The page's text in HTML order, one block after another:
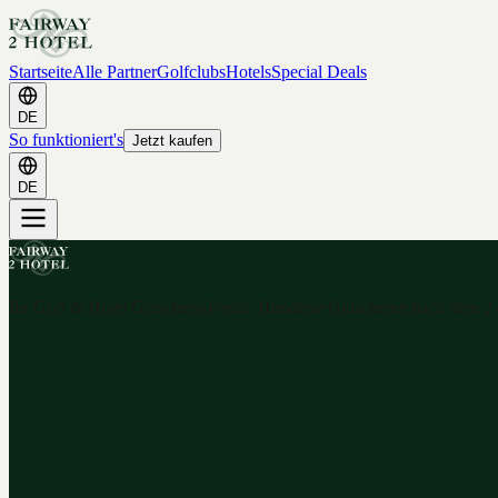
StartseiteAlle PartnerGolfclubsHotelsSpecial Deals
DE
So funktioniert's Jetzt kaufen
DE